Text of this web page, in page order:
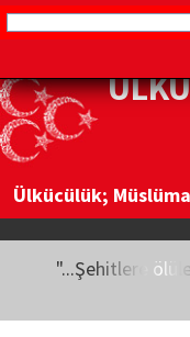
Ülkücülük;
"...Şehitlere